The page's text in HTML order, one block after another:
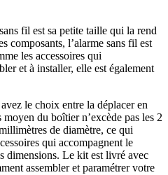
fil est sa petite taille qui la rend
composants, l’alarme sans fil est
les accessoires qui
et à installer, elle est également
le choix entre la déplacer en
du boîtier n’excède pas les 2
de diamètre, ce qui
qui accompagnent le
dimensions. Le kit est livré avec
assembler et paramétrer votre